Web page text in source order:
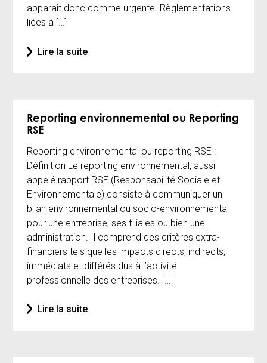
apparaît donc comme urgente. Règlementations
liées à […]
Lire la suite
Reporting environnemental ou Reporting
RSE
Reporting environnemental ou reporting RSE :
Définition Le reporting environnemental, aussi
appelé rapport RSE (Responsabilité Sociale et
Environnementale) consiste à communiquer un
bilan environnemental ou socio-environnemental
pour une entreprise, ses filiales ou bien une
administration. Il comprend des critères extra-
financiers tels que les impacts directs, indirects,
immédiats et différés dus à l’activité
professionnelle des entreprises. […]
Lire la suite